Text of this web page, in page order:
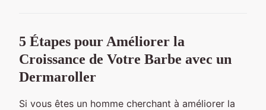
5 Étapes pour Améliorer la
Croissance de Votre Barbe avec un
Dermaroller
Si vous êtes un homme cherchant à améliorer la